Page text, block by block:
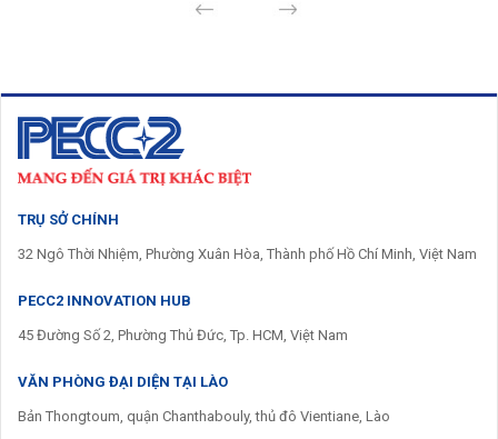
Previous Next
TRỤ SỞ CHÍNH
32 Ngô Thời Nhiệm, Phường Xuân Hòa, Thành phố Hồ Chí Minh, Việt Nam
PECC2 INNOVATION HUB
45 Đường Số 2, Phường Thủ Đức, Tp. HCM, Việt Nam
VĂN PHÒNG ĐẠI DIỆN TẠI LÀO
Bản Thongtoum, quận Chanthabouly, thủ đô Vientiane, Lào